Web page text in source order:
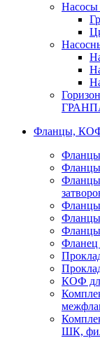
Насосы
Фланцы, КОФ,
Фланцы
Фланцы
Фланцы
Фланцы
Фланец
КОФ
ШК,